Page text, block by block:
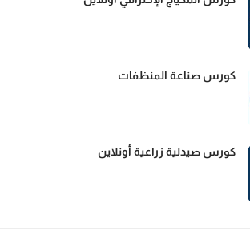
كورس صناعة المنظفات
كورس صيدلية زراعية أونلاين